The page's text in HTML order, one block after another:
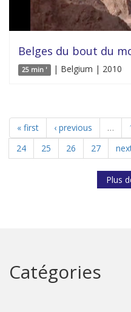
Belges du bout du
25 min ' | Belgium | 2010
« first ‹ previous …
24
25 26 27
Plus
Catégories